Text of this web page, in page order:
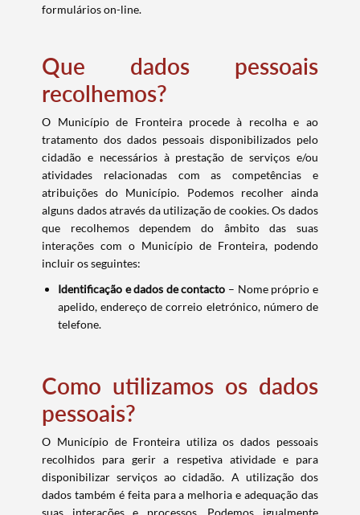
formulários on-line.
Que dados pessoais
recolhemos?
O Município de Fronteira procede à recolha e ao
tratamento dos dados pessoais disponibilizados pelo
cidadão e necessários à prestação de serviços e/ou
atividades relacionadas com as competências e
atribuições do Município. Podemos recolher ainda
alguns dados através da utilização de cookies. Os dados
que recolhemos dependem do âmbito das suas
interações com o Município de Fronteira, podendo
incluir os seguintes:
Identificação e dados de contacto – Nome próprio e
apelido, endereço de correio eletrónico, número de
telefone.
Como utilizamos os dados
pessoais?
O Município de Fronteira utiliza os dados pessoais
recolhidos para gerir a respetiva atividade e para
disponibilizar serviços ao cidadão. A utilização dos
dados também é feita para a melhoria e adequação das
suas interações e processos. Podemos igualmente